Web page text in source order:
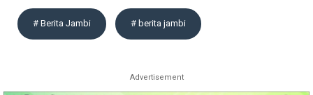
# Berita Jambi # berita jambi
Advertisement